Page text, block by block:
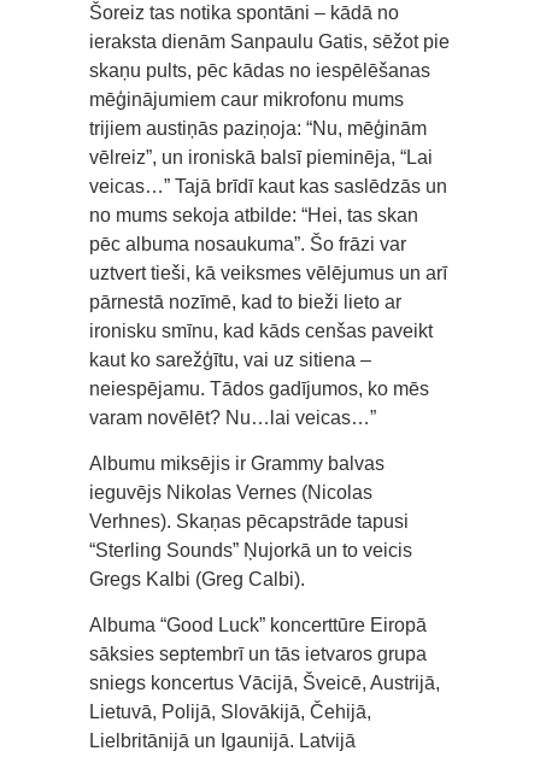
Šoreiz tas notika spontāni – kādā no
ieraksta dienām Sanpaulu Gatis, sēžot pie
skaņu pults, pēc kādas no iespēlēšanas
mēģinājumiem caur mikrofonu mums
trijiem austiņās paziņoja: “Nu, mēģinām
vēlreiz”, un ironiskā balsī pieminēja, “Lai
veicas…” Tajā brīdī kaut kas saslēdzās un
no mums sekoja atbilde: “Hei, tas skan
pēc albuma nosaukuma”. Šo frāzi var
uztvert tieši, kā veiksmes vēlējumus un arī
pārnestā nozīmē, kad to bieži lieto ar
ironisku smīnu, kad kāds cenšas paveikt
kaut ko sarežģītu, vai uz sitiena –
neiespējamu. Tādos gadījumos, ko mēs
varam novēlēt? Nu…lai veicas…”
Albumu miksējis ir Grammy balvas
ieguvējs Nikolas Vernes (Nicolas
Verhnes). Skaņas pēcapstrāde tapusi
“Sterling Sounds” Ņujorkā un to veicis
Gregs Kalbi (Greg Calbi).
Albuma “Good Luck” koncerttūre Eiropā
sāksies septembrī un tās ietvaros grupa
sniegs koncertus Vācijā, Šveicē, Austrijā,
Lietuvā, Polijā, Slovākijā, Čehijā,
Lielbritānijā un Igaunijā. Latvijā